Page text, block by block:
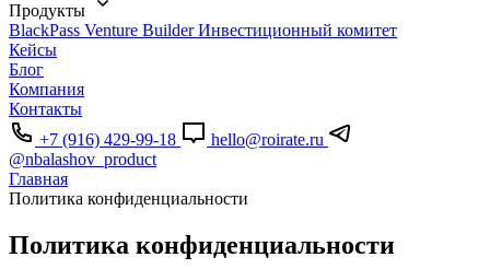
Продукты
BlackPass Venture Builder Инвестиционный комитет
Кейсы
Блог
Компания
Контакты
+7 (916) 429-99-18
hello@roirate.ru
@nbalashov_product
Главная
Политика конфиденциальности
Политика конфиденциальности